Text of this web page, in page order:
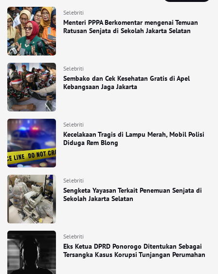
Selebriti
Menteri PPPA Berkomentar mengenai Temuan
Ratusan Senjata di Sekolah Jakarta Selatan
Selebriti
Sembako dan Cek Kesehatan Gratis di Apel
Kebangsaan Jaga Jakarta
Selebriti
Kecelakaan Tragis di Lampu Merah, Mobil Polisi
Diduga Rem Blong
Selebriti
Sengketa Yayasan Terkait Penemuan Senjata di
Sekolah Jakarta Selatan
Selebriti
Eks Ketua DPRD Ponorogo Ditentukan Sebagai
Tersangka Kasus Korupsi Tunjangan Perumahan